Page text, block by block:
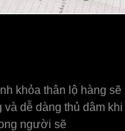
khỏa thân lộ hàng sẽ
dễ dàng thủ dâm khi
người sẽ